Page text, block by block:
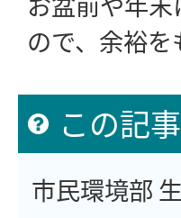
ので、余裕
この記
市民環境部